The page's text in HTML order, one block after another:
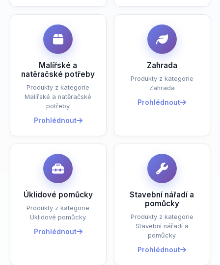
Malířské a
natěračské potřeby
Produkty z kategorie
Malířské a natěračské
potřeby
Prohlédnout
Zahrada
Produkty z kategorie
Zahrada
Prohlédnout
Úklidové pomůcky
Produkty z kategorie
Úklidové pomůcky
Prohlédnout
Stavební nářadí a
pomůcky
Produkty z kategorie
Stavební nářadí a
pomůcky
Prohlédnout